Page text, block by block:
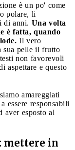
è un po' come
polare, li
di anni. Una volta
è fatta, quando
Il vero
sua pelle il frutto
non favorevoli
aspettare e questo
amareggiati
essere responsabili
aver esposto al
mettere in